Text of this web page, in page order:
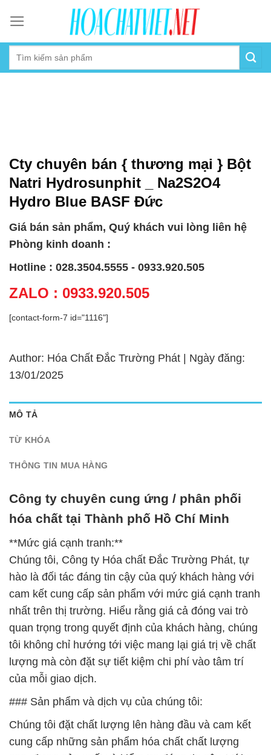
content
Cty chuyên bán { thương mại } Bột
Natri Hydrosunphit _ Na2S2O4
Hydro Blue BASF Đức
Giá bán sản phẩm, Quý khách vui lòng liên hệ
Phòng kinh doanh :
Hotline : 028.3504.5555 - 0933.920.505
ZALO : 0933.920.505
[contact-form-7 id="1116"]
Author: Hóa Chất Đắc Trường Phát | Ngày đăng:
13/01/2025
MÔ TẢ
TỪ KHÓA
THÔNG TIN MUA HÀNG
Công ty chuyên cung ứng / phân phối
hóa chất tại Thành phố Hồ Chí Minh
**Mức giá cạnh tranh:**
Chúng tôi, Công ty Hóa chất Đắc Trường Phát, tự
hào là đối tác đáng tin cậy của quý khách hàng với
cam kết cung cấp sản phẩm với mức giá cạnh tranh
nhất trên thị trường. Hiểu rằng giá cả đóng vai trò
quan trọng trong quyết định của khách hàng, chúng
tôi không chỉ hướng tới việc mang lại giá trị về chất
lượng mà còn đặt sự tiết kiệm chi phí vào tâm trí
của mỗi giao dịch.
### Sản phẩm và dịch vụ của chúng tôi:
Chúng tôi đặt chất lượng lên hàng đầu và cam kết
cung cấp những sản phẩm hóa chất chất lượng